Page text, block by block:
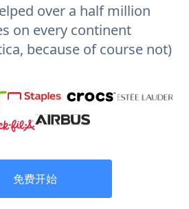
over a half million
on every continent
because of course not)
免费开始